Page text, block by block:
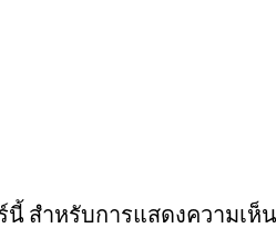
สำหรับการแสดงความเห็